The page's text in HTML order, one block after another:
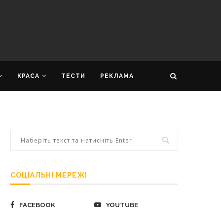
КРАСА ТЕСТИ РЕКЛАМА
СОЦІАЛЬНІ МЕРЕЖІ
FACEBOOK YOUTUBE